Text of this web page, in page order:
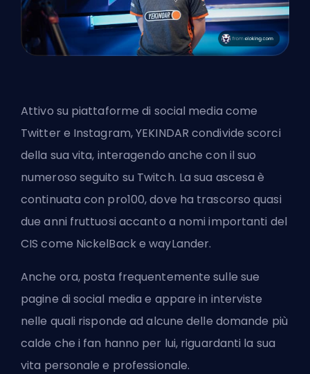
Attivo su piattaforme di social media come
Twitter e Instagram, YEKINDAR condivide scorci
della sua vita, interagendo anche con il suo
numeroso seguito su Twitch. La sua ascesa è
continuata con pro100, dove ha trascorso quasi
due anni fruttuosi accanto a nomi importanti del
CIS come NickelBack e wayLander.
Anche ora, posta frequentemente sulle sue
pagine di social media e appare in interviste
nelle quali risponde ad alcune delle domande più
calde che i fan hanno per lui, riguardanti la sua
vita personale e professionale.